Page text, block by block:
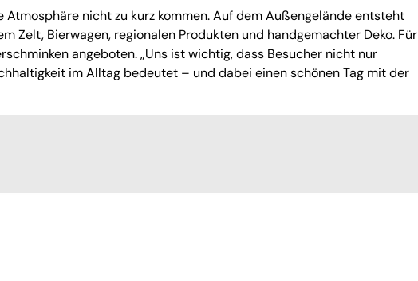
nicht zu kurz kommen. Auf dem Außengelände entsteht
Zelt, Bierwagen, regionalen Produkten und handgemachter Deko. Für
angeboten. „Uns ist wichtig, dass Besucher nicht nur
im Alltag bedeutet – und dabei einen schönen Tag mit der